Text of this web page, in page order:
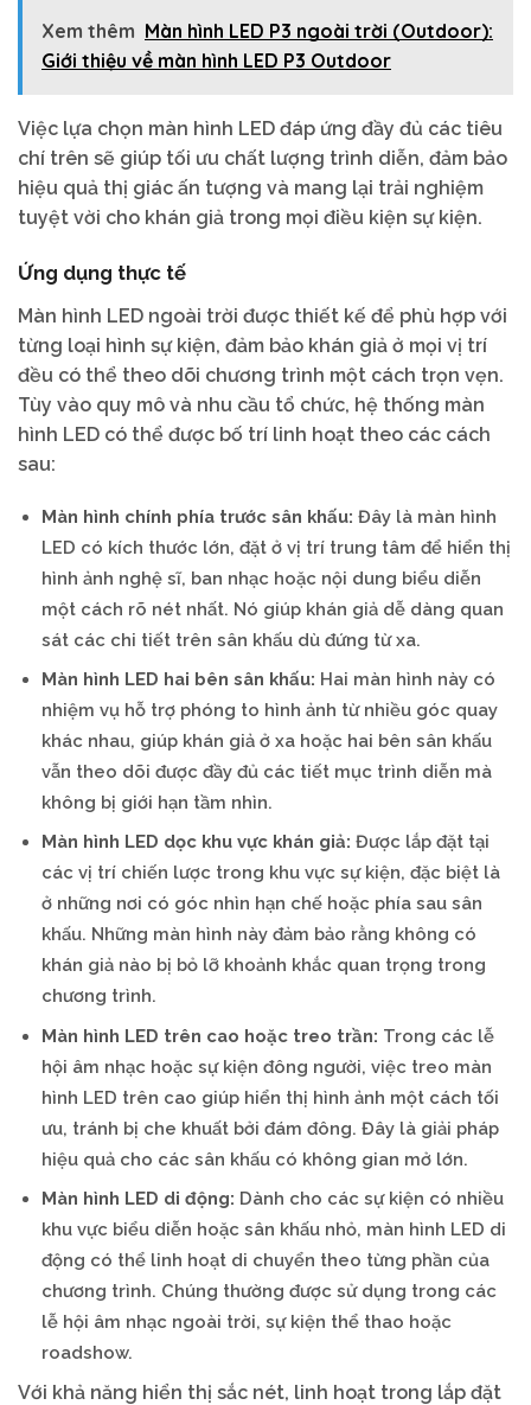
Xem thêm Màn hình LED P3 ngoài trời (Outdoor):
Giới thiệu về màn hình LED P3 Outdoor
Việc lựa chọn màn hình LED đáp ứng đầy đủ các tiêu
chí trên sẽ giúp tối ưu chất lượng trình diễn, đảm bảo
hiệu quả thị giác ấn tượng và mang lại trải nghiệm
tuyệt vời cho khán giả trong mọi điều kiện sự kiện.
Ứng dụng thực tế
Màn hình LED ngoài trời được thiết kế để phù hợp với
từng loại hình sự kiện, đảm bảo khán giả ở mọi vị trí
đều có thể theo dõi chương trình một cách trọn vẹn.
Tùy vào quy mô và nhu cầu tổ chức, hệ thống màn
hình LED có thể được bố trí linh hoạt theo các cách
sau:
Màn hình chính phía trước sân khấu: Đây là màn hình
LED có kích thước lớn, đặt ở vị trí trung tâm để hiển thị
hình ảnh nghệ sĩ, ban nhạc hoặc nội dung biểu diễn
một cách rõ nét nhất. Nó giúp khán giả dễ dàng quan
sát các chi tiết trên sân khấu dù đứng từ xa.
Màn hình LED hai bên sân khấu: Hai màn hình này có
nhiệm vụ hỗ trợ phóng to hình ảnh từ nhiều góc quay
khác nhau, giúp khán giả ở xa hoặc hai bên sân khấu
vẫn theo dõi được đầy đủ các tiết mục trình diễn mà
không bị giới hạn tầm nhìn.
Màn hình LED dọc khu vực khán giả: Được lắp đặt tại
các vị trí chiến lược trong khu vực sự kiện, đặc biệt là
ở những nơi có góc nhìn hạn chế hoặc phía sau sân
khấu. Những màn hình này đảm bảo rằng không có
khán giả nào bị bỏ lỡ khoảnh khắc quan trọng trong
chương trình.
Màn hình LED trên cao hoặc treo trần: Trong các lễ
hội âm nhạc hoặc sự kiện đông người, việc treo màn
hình LED trên cao giúp hiển thị hình ảnh một cách tối
ưu, tránh bị che khuất bởi đám đông. Đây là giải pháp
hiệu quả cho các sân khấu có không gian mở lớn.
Màn hình LED di động: Dành cho các sự kiện có nhiều
khu vực biểu diễn hoặc sân khấu nhỏ, màn hình LED di
động có thể linh hoạt di chuyển theo từng phần của
chương trình. Chúng thường được sử dụng trong các
lễ hội âm nhạc ngoài trời, sự kiện thể thao hoặc
roadshow.
Với khả năng hiển thị sắc nét, linh hoạt trong lắp đặt